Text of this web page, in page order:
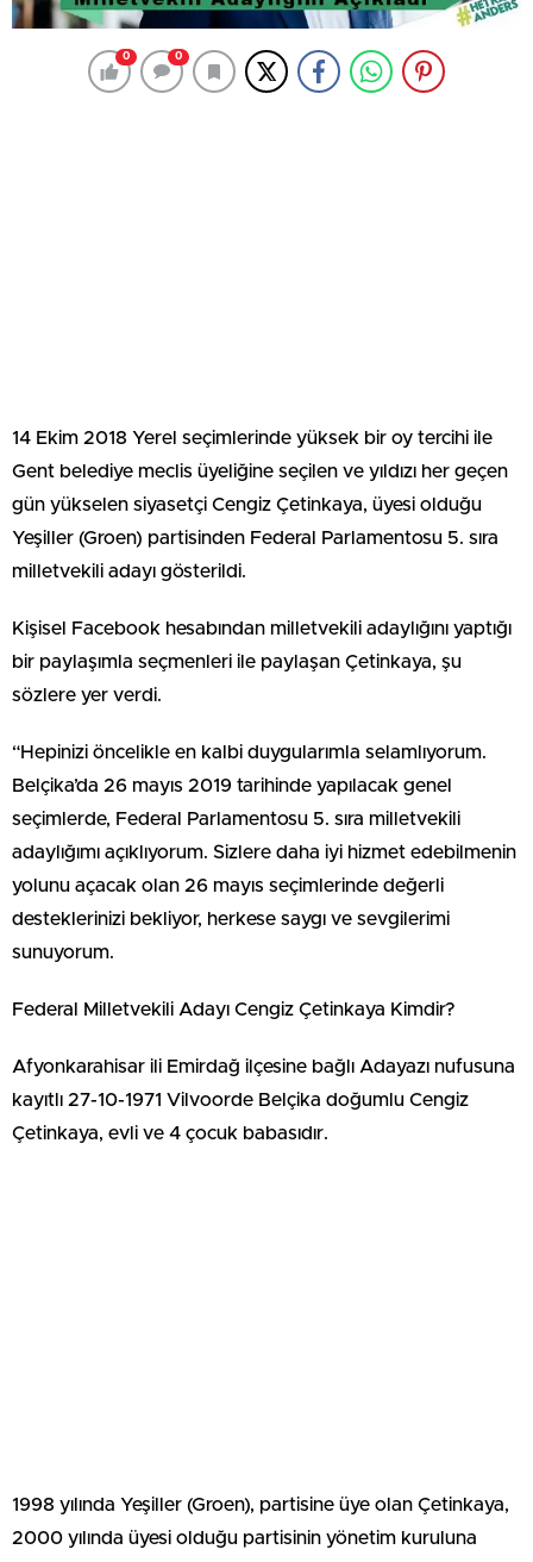
0 0
14 Ekim 2018 Yerel seçimlerinde yüksek bir oy tercihi ile
Gent belediye meclis üyeliğine seçilen ve yıldızı her geçen
gün yükselen siyasetçi Cengiz Çetinkaya, üyesi olduğu
Yeşiller (Groen) partisinden Federal Parlamentosu 5. sıra
milletvekili adayı gösterildi.
Kişisel Facebook hesabından milletvekili adaylığını yaptığı
bir paylaşımla seçmenleri ile paylaşan Çetinkaya, şu
sözlere yer verdi.
“Hepinizi öncelikle en kalbi duygularımla selamlıyorum.
Belçika’da 26 mayıs 2019 tarihinde yapılacak genel
seçimlerde, Federal Parlamentosu 5. sıra milletvekili
adaylığımı açıklıyorum. Sizlere daha iyi hizmet edebilmenin
yolunu açacak olan 26 mayıs seçimlerinde değerli
desteklerinizi bekliyor, herkese saygı ve sevgilerimi
sunuyorum.
Federal Milletvekili Adayı Cengiz Çetinkaya Kimdir?
Afyonkarahisar ili Emirdağ ilçesine bağlı Adayazı nufusuna
kayıtlı 27-10-1971 Vilvoorde Belçika doğumlu Cengiz
Çetinkaya, evli ve 4 çocuk babasıdır.
1998 yılında Yeşiller (Groen), partisine üye olan Çetinkaya,
2000 yılında üyesi olduğu partisinin yönetim kuruluna